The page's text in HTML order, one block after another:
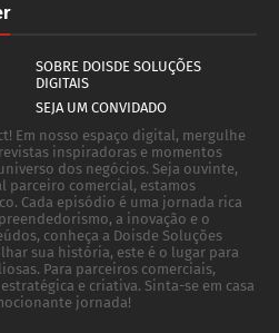
SOBRE DOISDE SOLUÇÕES
DIGITAIS
SEJA UM CONVIDADO
Em nosso espaço digital, mergulhe
inspiradoras e momentos
dos negócios. Seja ouvinte,
comercial, estamos
Cada episódio é uma jornada rica
a inovação e o
conheça a Doisde Soluções
sua história, este é o lugar para
Para parceiros comerciais,
e criativa. Sinta-se em casa
jornada!